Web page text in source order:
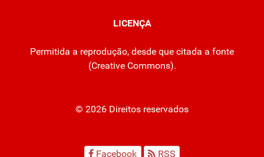
LICENÇA
Permitida a reprodução, desde que citada a fonte
(Creative Commons).
© 2026 Direitos reservados
Facebook RSS